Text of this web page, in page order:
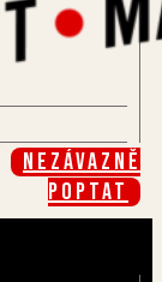
Nezávazně
poptat